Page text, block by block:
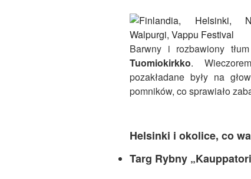
Barwny i rozbawiony
Tuomiokirkko.
pozakładane były na
pomników, co sprawiało
Helsinki i okolice, co
Targ Rybny „Kauppatori